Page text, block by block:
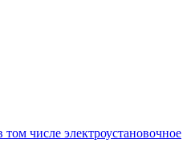
числе электроустановочное